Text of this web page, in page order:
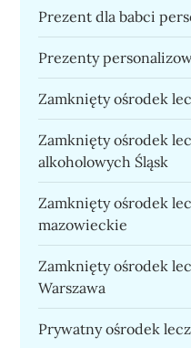
Prezent dla babci
Prezenty
Zamknięty ośrodek
Zamknięty ośrodek
alkoholowych Śląsk
Zamknięty ośrodek
mazowieckie
Zamknięty ośrodek
Warszawa
Prywatny ośrodek